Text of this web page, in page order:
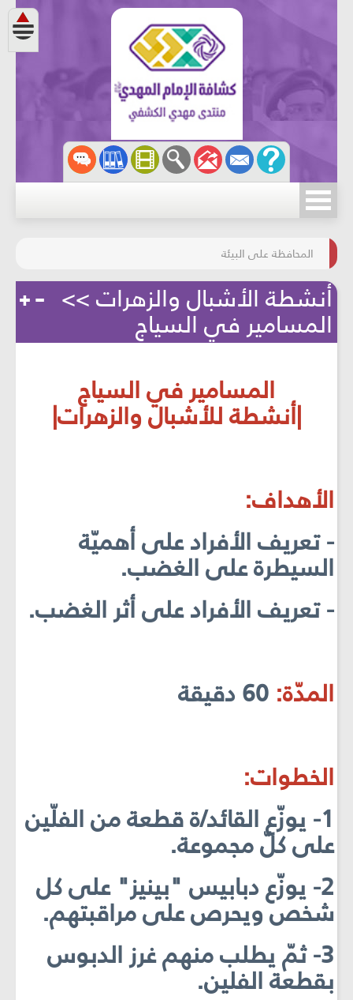
مسابقة الركب الحسينيّ
المحافظة على البيئة
أنشطة الأشبال والزهرات >>
المسامير في السياج
المسامير في السياج
|أنشطة للأشبال والزهرات|
الأهداف:
- تعريف الأفراد على أهميّة
السيطرة على الغضب.
- تعريف الأفراد على أثر الغضب.
المدّة: 60 دقيقة
الخطوات:
1- يوزّع القائد/ة قطعة من الفلّين
على كلّ مجموعة.
2- يوزّع دبابيس "بينيز" على كل
شخص ويحرص على مراقبتهم.
3- ثمّ يطلب منهم غرز الدبوس
بقطعة الفلين.